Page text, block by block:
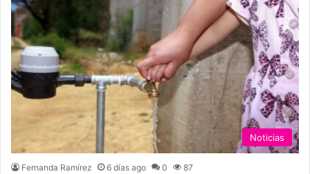
Noticias
Fernanda Ramírez 6 días ago 0 87